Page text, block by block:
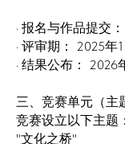
· 报名与作品提交
· 评审期： 2025年
· 结果公布： 2026
三、竞赛单元（主
竞赛设立以下主题：
"文化之桥"